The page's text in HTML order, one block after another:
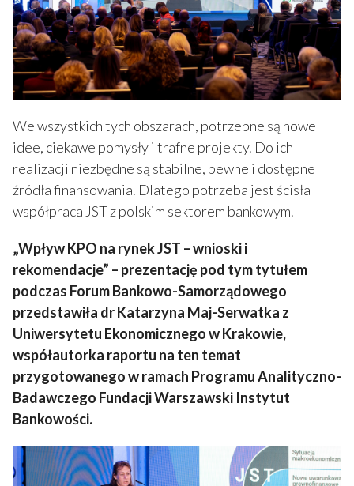
We wszystkich tych obszarach, potrzebne są nowe
idee, ciekawe pomysły i trafne projekty. Do ich
realizacji niezbędne są stabilne, pewne i dostępne
źródła finansowania. Dlatego potrzeba jest ścisła
współpraca JST z polskim sektorem bankowym.
„Wpływ KPO na rynek JST – wnioski i
rekomendacje” – prezentację pod tym tytułem
podczas Forum Bankowo-Samorządowego
przedstawiła dr Katarzyna Maj-Serwatka z
Uniwersytetu Ekonomicznego w Krakowie,
współautorka raportu na ten temat
przygotowanego w ramach Programu Analityczno-
Badawczego Fundacji Warszawski Instytut
Bankowości.